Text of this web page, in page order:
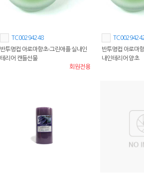
TC00294248
반투명컵 아로마향초-그린애플 실내인
테리어 캔들선물
회원전용
반투명컵 아로마
내인테리어 양초